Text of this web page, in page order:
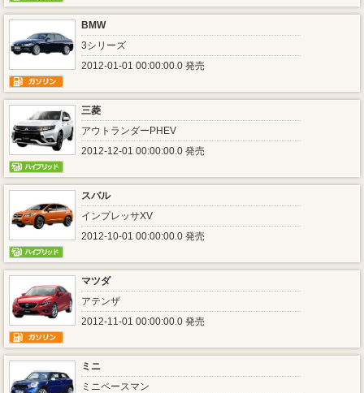
BMW
3シリーズ
2012-01-01 00:00:00.0 発売
三菱
アウトランダーPHEV
2012-12-01 00:00:00.0 発売
スバル
インプレッサXV
2012-10-01 00:00:00.0 発売
マツダ
アテンザ
2012-11-01 00:00:00.0 発売
ミニ
ミニペースマン